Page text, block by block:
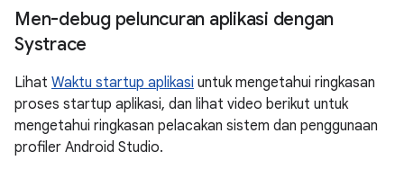
Men-debug peluncuran aplikasi dengan
Systrace
Lihat Waktu startup aplikasi untuk mengetahui ringkasan
proses startup aplikasi, dan lihat video berikut untuk
mengetahui ringkasan pelacakan sistem dan penggunaan
profiler Android Studio.